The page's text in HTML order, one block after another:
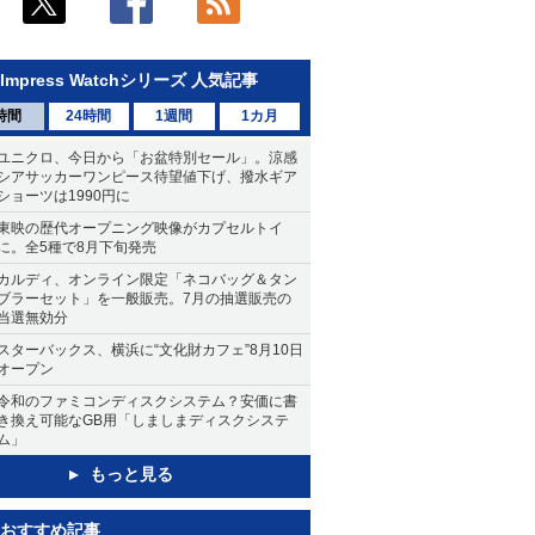
Impress Watchシリーズ 人気記事
間 24時間 1週間 1カ月
ニクロ、今日から「お盆特別セール」。涼感
アサッカーワンピース待望値下げ、撥水ギア
ョーツは1990円に
映の歴代オープニング映像がカプセルトイ
。全5種で8月下旬発売
ルディ、オンライン限定「ネコバッグ＆タン
ラーセット」を一般販売。7月の抽選販売の
選無効分
ターバックス、横浜に“文化財カフェ”8月10日
ープン
和のファミコンディスクシステム？安価に書
換え可能なGB用「しましまディスクシステ
」
もっと見る
おすすめ記事